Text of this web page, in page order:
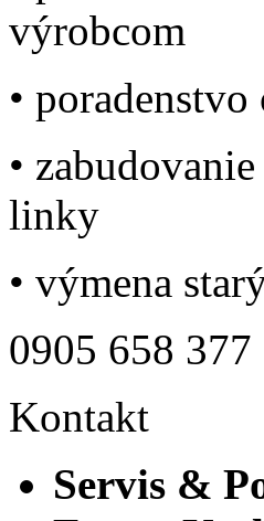
výrobcom
•
•
linky
• výmena
0905 658 377
Kontakt
Servis &